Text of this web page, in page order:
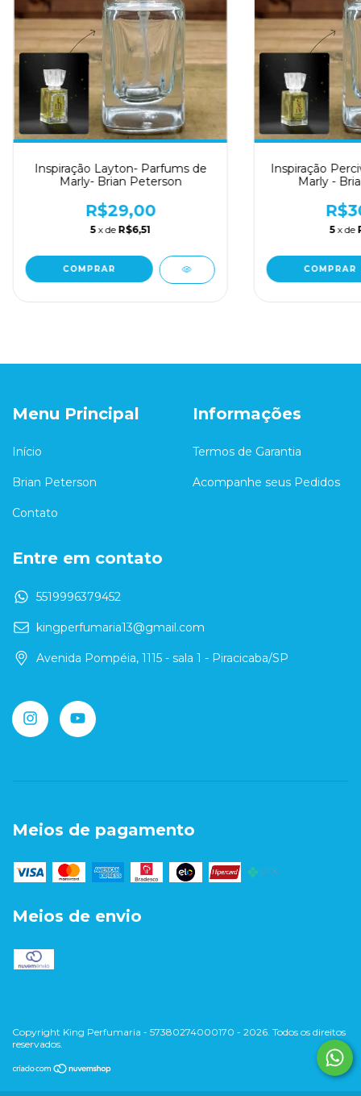
Inspiração Layton- Parfums de
Marly- Brian Peterson
R$29,00
5 x de R$6,51
COMPRAR
Inspiração
Marly -
5 x de
COMPRAR
Menu Principal
Início
Brian Peterson
Contato
Informações
Termos de Garantia
Acompanhe seus Pedidos
Entre em contato
5519996379452
kingperfumaria13@gmail.com
Avenida Pompéia, 1115 - sala 1 - Piracicaba/SP
Meios de pagamento
Meios de envio
Copyright King Perfumaria - 57380274000170 - 2026. Todos os direitos
reservados.